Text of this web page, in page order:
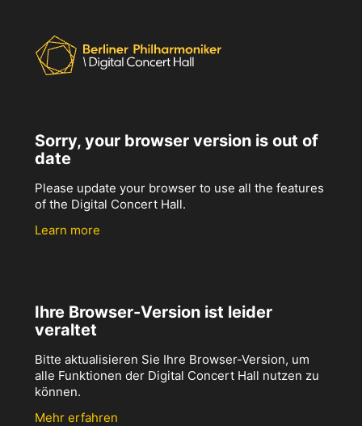
Sorry, your browser version is out of
date
Please update your browser to use all the features
of the Digital Concert Hall.
Learn more
Ihre Browser-Version ist leider
veraltet
Bitte aktualisieren Sie Ihre Browser-Version, um
alle Funktionen der Digital Concert Hall nutzen zu
können.
Mehr erfahren